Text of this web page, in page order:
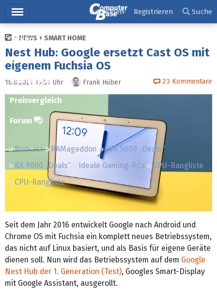
Ticker
Tests
Downloads
Preisvergleich
Forum
Podcast RAMageddon
RTX 5000 „Deals“
RX 9000 „Deals“
Ideale Gaming-PCs
GPU-Rangliste
CPU-Rangliste
Anmelden Registrieren Suche
NEWS SMART HOME
Nest Hub: Google ersetzt Cast OS mit
eigenem Fuchsia OS
18.8.2021 19:51 Uhr Frank Hüber 23 Kommentare
Seit dem Jahr 2016 entwickelt Google nach Android und
Chrome OS mit Fuchsia ein komplett neues Betriebssystem,
das nicht auf Linux basiert, und als Basis für eigene Geräte
dienen soll. Nun wird das Betriebssystem auf dem Google
Nest Hub der 1. Generation (Test), Googles Smart-Display
mit Google Assistant, ausgerollt.